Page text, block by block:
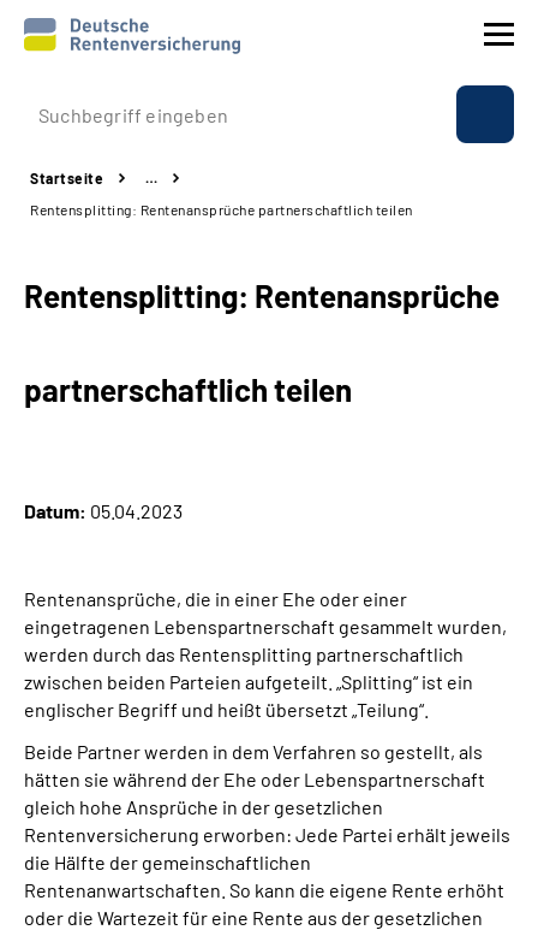
Prävention
Reha
Experten
Suche
Language
Inhalte in Gebärdensprache (DGS)
Leichte Sprache
Mein Kundenportal
Startseite
…
Rentensplitting: Rentenansprüche partnerschaftlich teilen
Rentensplitting: Rentenansprüche
partnerschaftlich teilen
Datum: 05.04.2023
Rentenansprüche, die in einer Ehe oder einer
eingetragenen Lebenspartnerschaft gesammelt wurden,
werden durch das Rentensplitting partnerschaftlich
zwischen beiden Parteien aufgeteilt. „Splitting“ ist ein
englischer Begriff und heißt übersetzt „Teilung“.
Beide Partner werden in dem Verfahren so gestellt, als
hätten sie während der Ehe oder Lebenspartnerschaft
gleich hohe Ansprüche in der gesetzlichen
Rentenversicherung erworben: Jede Partei erhält jeweils
die Hälfte der gemeinschaftlichen
Rentenanwartschaften. So kann die eigene Rente erhöht
oder die Wartezeit für eine Rente aus der gesetzlichen